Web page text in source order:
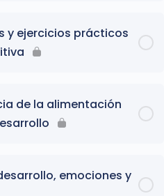
y ejercicios prácticos
de la alimentación
emociones y